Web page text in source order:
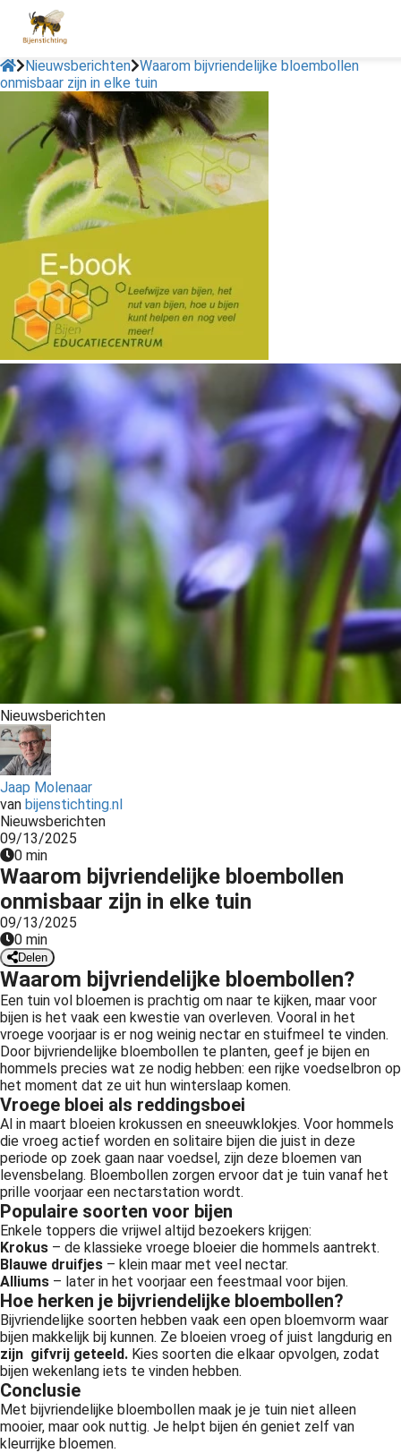
Nieuwsberichten Waarom bijvriendelijke bloembollen
onmisbaar zijn in elke tuin
Nieuwsberichten
Jaap Molenaar
van bijenstichting.nl
Nieuwsberichten
09/13/2025
0 min
Waarom bijvriendelijke bloembollen
onmisbaar zijn in elke tuin
09/13/2025
0 min
Delen
Waarom bijvriendelijke bloembollen?
Een tuin vol bloemen is prachtig om naar te kijken, maar voor
bijen is het vaak een kwestie van overleven. Vooral in het
vroege voorjaar is er nog weinig nectar en stuifmeel te vinden.
Door bijvriendelijke bloembollen te planten, geef je bijen en
hommels precies wat ze nodig hebben: een rijke voedselbron op
het moment dat ze uit hun winterslaap komen.
Vroege bloei als reddingsboei
Al in maart bloeien krokussen en sneeuwklokjes. Voor hommels
die vroeg actief worden en solitaire bijen die juist in deze
periode op zoek gaan naar voedsel, zijn deze bloemen van
levensbelang. Bloembollen zorgen ervoor dat je tuin vanaf het
prille voorjaar een nectarstation wordt.
Populaire soorten voor bijen
Enkele toppers die vrijwel altijd bezoekers krijgen:
Krokus – de klassieke vroege bloeier die hommels aantrekt.
Blauwe druifjes – klein maar met veel nectar.
Alliums – later in het voorjaar een feestmaal voor bijen.
Hoe herken je bijvriendelijke bloembollen?
Bijvriendelijke soorten hebben vaak een open bloemvorm waar
bijen makkelijk bij kunnen. Ze bloeien vroeg of juist langdurig en
zijn gifvrij geteeld. Kies soorten die elkaar opvolgen, zodat
bijen wekenlang iets te vinden hebben.
Conclusie
Met bijvriendelijke bloembollen maak je je tuin niet alleen
mooier, maar ook nuttig. Je helpt bijen én geniet zelf van
kleurrijke bloemen.